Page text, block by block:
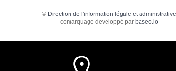
© Direction de l'information légale et administrative
comarquage developpé par baseo.io